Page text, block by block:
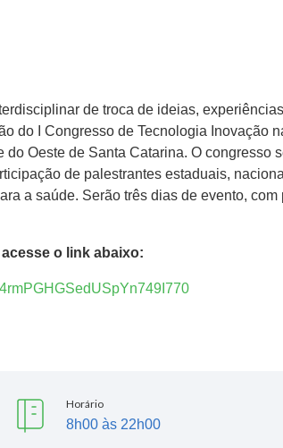
de troca de ideias,
do I Congresso de Tecnologia Inovação
Oeste de Santa Catarina. O congresso
de palestrantes estaduais,
a saúde. Serão três dias de evento,
o link abaixo:
Horário
8h00 às 22h00